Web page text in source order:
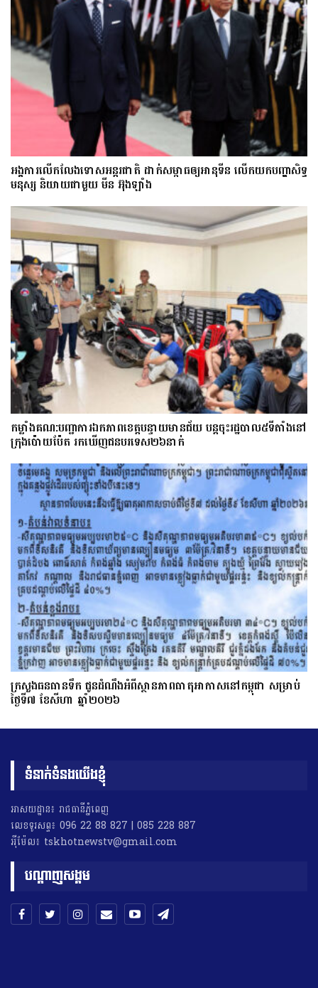
អង្គការលើកលែងទោសអន្តរជាតិ ដាក់សម្ពាធឲ្យអានុទីន លើកយកបញ្ហាសិទ្ធ
មនុស្ស និយាយជាមួយ មីន អ៊ុងឡាំង
កម្លាំងគណ:បញ្ជាការឯកភាពខេត្តបន្ទាយមានជ័យ បន្តចុះរដ្ឋបាល៥ទីតាំងនៅ
ក្រុងប៉ោយប៉ែត រកឃើញជនបរទេស២៦នាក់
ក្រសួងធនធានទឹក ជូនដំណឹងអំពីស្ថានភាពធាតុអាកាសនៅកម្ពុជា សម្រាប់
ថ្ងៃទី៧ ខែសីហា ឆ្នាំ២០២៦
ទំនាក់ទំនងយើងខ្ញុំ
អាសយដ្ឋាន៖ រាជធានីភ្នំពេញ
លេខទូរសព្ទ៖ 096 22 88 827 | 085 228 887
អុីម៉ែល៖ tskhotnewstv@gmail.com
បណ្តាញសង្គម